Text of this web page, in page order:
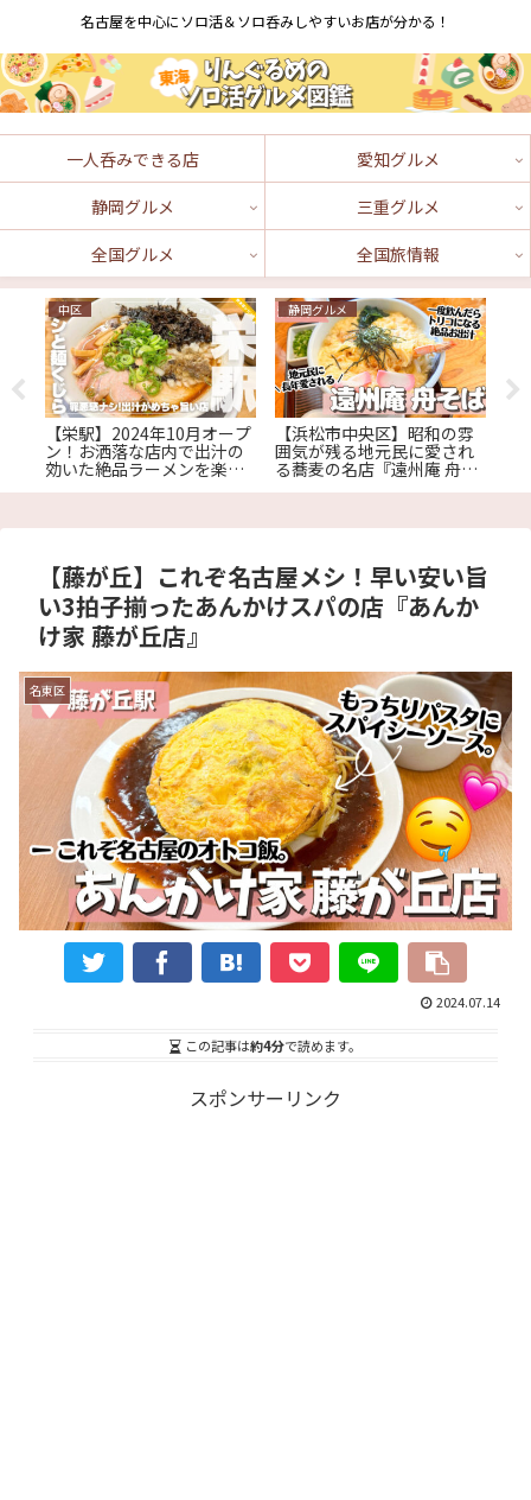
名古屋を中心にソロ活＆ソロ呑みしやすいお店が分かる！
一人呑みできる店
愛知グルメ
静岡グルメ
三重グルメ
全国グルメ
全国旅情報
中区
【栄駅】2024年10月オープ
ン！お洒落な店内で出汁の
効いた絶品ラーメンを楽し
静岡グルメ
【浜松市中央区】昭和の雰
囲気が残る地元民に愛され
る蕎麦の名店『遠州庵 舟そ
【藤が丘】これぞ名古屋メシ！早い安い旨
い3拍子揃ったあんかけスパの店『あんか
け家 藤が丘店』
名東区
2024.07.14
この記事は約4分で読めます。
スポンサーリンク